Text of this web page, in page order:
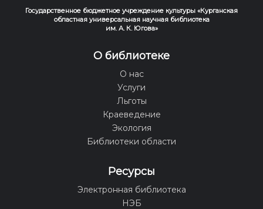
Государственное бюджетное учреждение культуры «Курганская
областная универсальная научная библиотека
им. А. К. Югова»
О библиотеке
О нас
Услуги
Льготы
Краеведение
Экология
Библиотеки области
Ресурсы
Электронная библиотека
НЭБ